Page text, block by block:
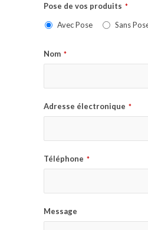
Pose de vos produits *
Avec Pose Sans
Nom *
Adresse électronique *
Téléphone *
Message